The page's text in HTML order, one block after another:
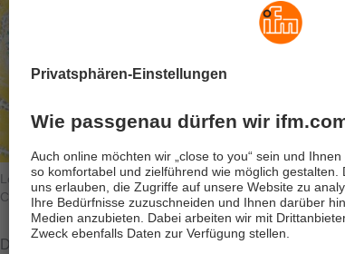
Lothar Zimmer, Zentralgeschäftsführer der ifm und
CMS Automatisierungstechnik bei der Beurkundung des
Die CMS Automatisierungstechnik GmbH